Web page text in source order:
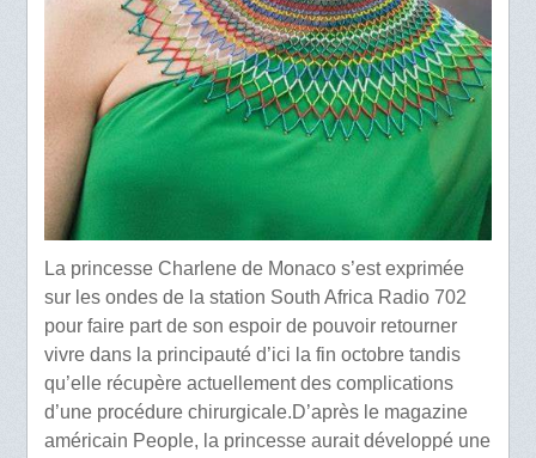
La princesse Charlene de Monaco s’est exprimée
sur les ondes de la station South Africa Radio 702
pour faire part de son espoir de pouvoir retourner
vivre dans la principauté d’ici la fin octobre tandis
qu’elle récupère actuellement des complications
d’une procédure chirurgicale.D’après le magazine
américain People, la princesse aurait développé une